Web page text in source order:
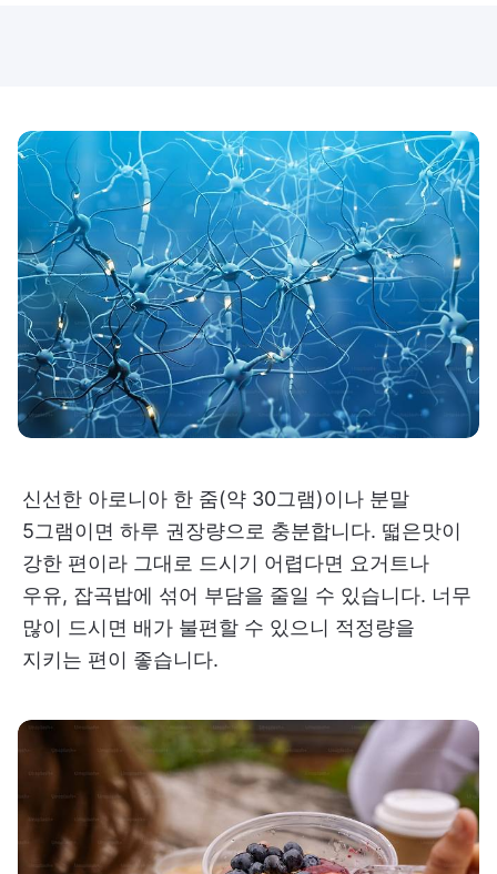
신선한 아로니아 한 줌(약 30그램)이나 분말
5그램이면 하루 권장량으로 충분합니다. 떫은맛이
강한 편이라 그대로 드시기 어렵다면 요거트나
우유, 잡곡밥에 섞어 부담을 줄일 수 있습니다. 너무
많이 드시면 배가 불편할 수 있으니 적정량을
지키는 편이 좋습니다.